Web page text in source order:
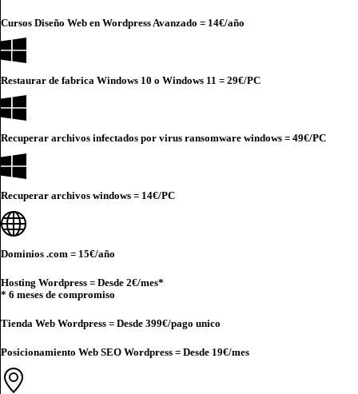
Cursos Diseño Web en Wordpress Avanzado = 14€/año
Restaurar de fabrica Windows 10 o Windows 11 = 29€/PC
Recuperar archivos infectados por virus ransomware windows = 49€/PC
Recuperar archivos windows = 14€/PC
Dominios .com = 15€/año
Hosting Wordpress = Desde 2€/mes*
* 6 meses de compromiso
Tienda Web Wordpress = Desde 399€/pago unico
Posicionamiento Web SEO Wordpress = Desde 19€/mes